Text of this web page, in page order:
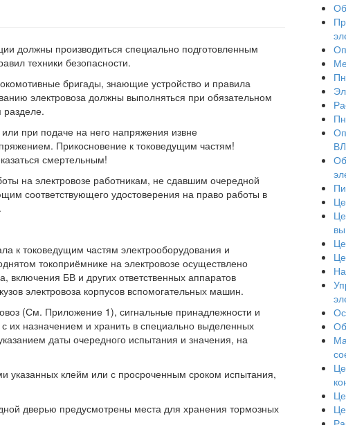
должны производиться специально подготовленным
техники безопасности.
бригады, знающие устройство и правила
электровоза должны выполняться при обязательном
при подаче на него напряжения извне
Прикосновение к токоведущим частям!
смертельным!
на электровозе работникам, не сдавшим очередной
соответствующего удостоверения на право работы в
к токоведущим частям электрооборудования и
токоприёмнике на электровозе осуществлено
БВ и других ответственных аппаратов
электровоза корпусов вспомогательных машин.
(См. Приложение 1), сигнальные принадлежности и
их назначением и хранить в специально выделенных
даты очередного испытания и значения, на
клейм или с просроченным сроком испытания,
дверью предусмотрены места для хранения тормозных